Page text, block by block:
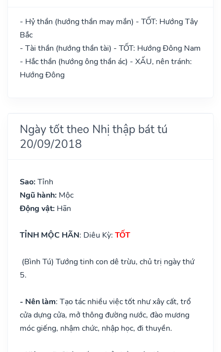
- Hỷ thần (hướng thần may mắn) - TỐT: Hướng Tây
Bắc
- Tài thần (hướng thần tài) - TỐT: Hướng Đông Nam
- Hắc thần (hướng ông thần ác) - XẤU, nên tránh:
Hướng Đông
Ngày tốt theo Nhị thập bát tú
20/09/2018
Sao: Tỉnh
Ngũ hành: Mộc
Động vật: Hãn
TỈNH MỘC HÃN: Diêu Kỳ: TỐT
(Bình Tú) Tướng tinh con dê trừu, chủ trị ngày thứ
5.
- Nên làm: Tạo tác nhiều việc tốt như xây cất, trổ
cửa dựng cửa, mở thông đường nước, đào mương
móc giếng, nhậm chức, nhập học, đi thuyền.